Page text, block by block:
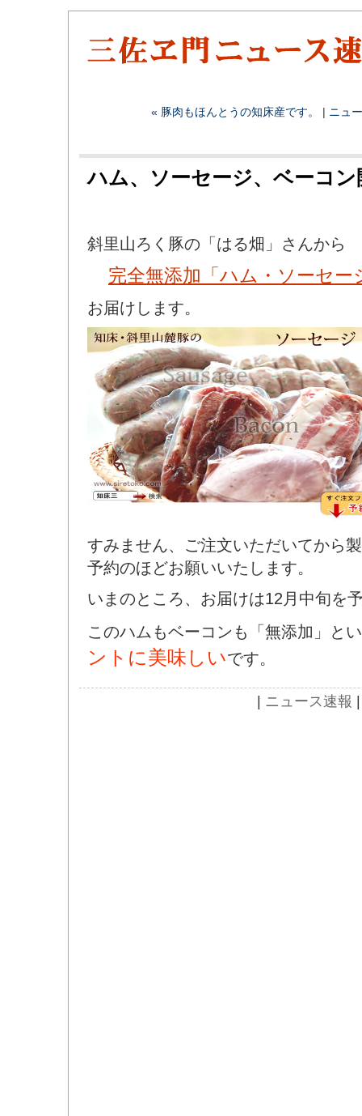
« 豚肉もほんとうの知床産です。 | ニュ
ハム、ソーセージ、ベーコン
斜里山ろく豚の「はる畑」さんから
完全無添加「ハム・ソーセー
お届けします。
すみません、ご注文いただいてから
予約のほどお願いいたします。
いまのところ、お届けは12月中旬を
このハムもベーコンも「無添加」と
ントに美味しいです。
| ニュース速報 |